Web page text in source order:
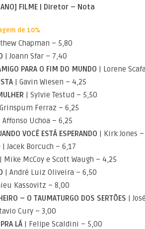
ANO] FILME | Diretor – Nota
de 10%
Chapman – 5,80
| Joann Sfar – 7,40
PARA O FIM DO MUNDO | Lorene
| Gavin Wiesen – 4,25
| Sylvie Testud – 5,50
Ferraz – 6,25
Affonso Uchoa – 6,25
VOCÊ ESTÁ ESPERANDO | Kirk Jones –
| Jacek Borcuch – 6,17
| Mike McCoy e Scott Waugh – 4,25
| André Luiz Oliveira – 6,50
Kassovitz – 8,00
– O TAUMATURGO DOS SERTÕES |
Cury – 3,00
LÁ | Felipe Scaldini – 5,00